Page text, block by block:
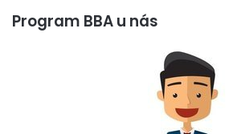
Program BBA u nás